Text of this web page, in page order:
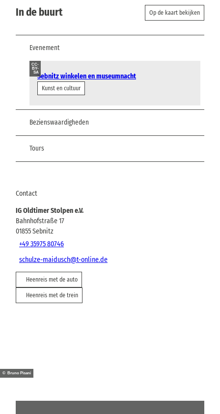
In de buurt Op de kaart bekijken
Evenement
CC-
BY-
SASebnitz winkelen en museumnacht
Kunst en cultuur
Bezienswaardigheden
Tours
Contact
IG Oldtimer Stolpen e.V.
Bahnhofstraße 17
01855Sebnitz
+49 35975 80746
schulze-maidusch@t-online.de
Heenreis met de auto
Heenreis met de trein
© Bruno Pisani